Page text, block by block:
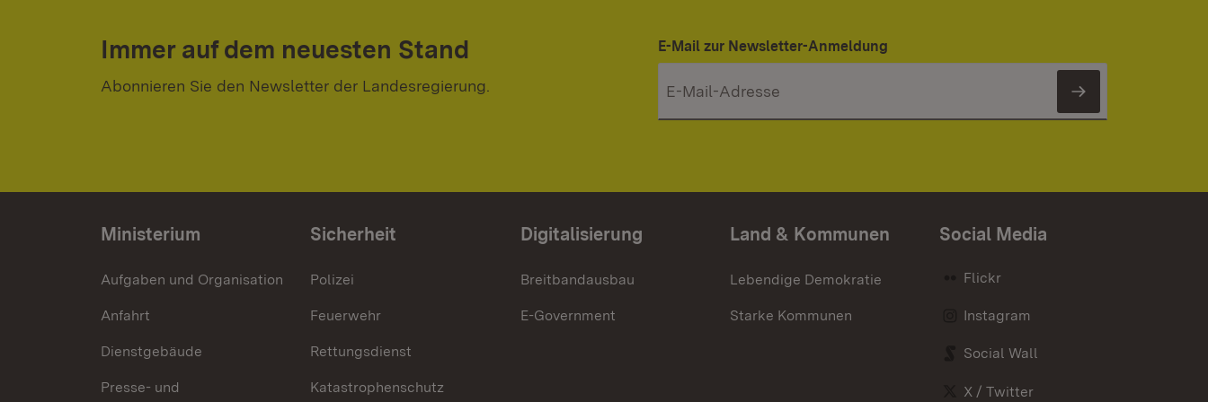
Immer auf dem neuesten Stand
Abonnieren Sie den Newsletter der Landesregierung.
E-Mail zur Newsletter-Anmeldung
Newsletter
Ministerium
Aufgaben und Organisation
Anfahrt
Dienstgebäude
Presse- und
Sicherheit
Polizei
Feuerwehr
Rettungsdienst
Katastrophenschutz
Digitalisierung
Breitbandausbau
E-Government
Land & Kommunen
Lebendige Demokratie
Starke Kommunen
Social Media
Flickr
Instagram
Social Wall
X / Twitter